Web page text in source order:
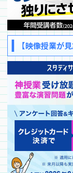
【映像授業が